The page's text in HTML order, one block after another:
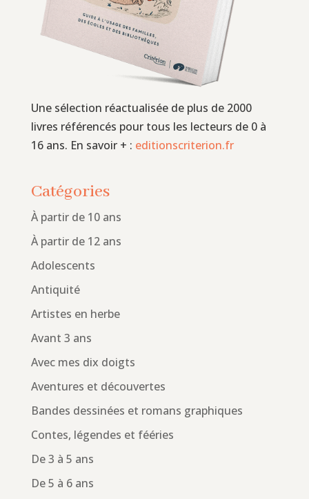
Une sélection réactualisée de plus de 2000
livres référencés pour tous les lecteurs de 0 à
16 ans. En savoir + : editionscriterion.fr
Catégories
À partir de 10 ans
À partir de 12 ans
Adolescents
Antiquité
Artistes en herbe
Avant 3 ans
Avec mes dix doigts
Aventures et découvertes
Bandes dessinées et romans graphiques
Contes, légendes et fééries
De 3 à 5 ans
De 5 à 6 ans